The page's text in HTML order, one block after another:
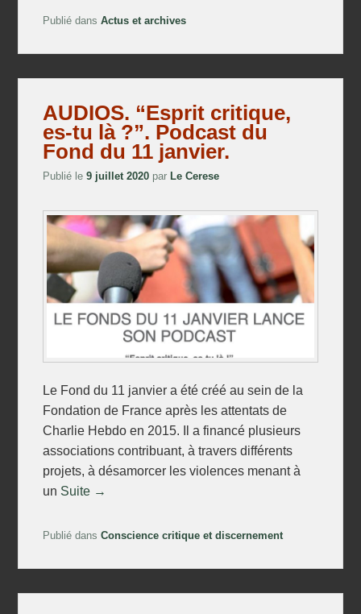
Publié dans Actus et archives
AUDIOS. “Esprit critique,
es-tu là ?”. Podcast du
Fond du 11 janvier.
Publié le9 juillet 2020 par Le Cerese
Le Fond du 11 janvier a été créé au sein de la
Fondation de France après les attentats de
Charlie Hebdo en 2015. Il a financé plusieurs
associations contribuant, à travers différents
projets, à désamorcer les violences menant à
un Suite →
Publié dans Conscience critique et discernement